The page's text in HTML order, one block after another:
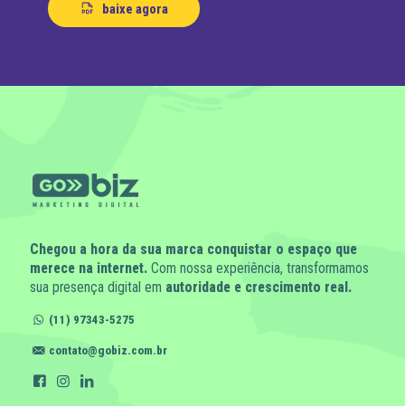
baixe agora
Chegou a hora da sua marca conquistar o espaço que
merece na internet. Com nossa experiência, transformamos
sua presença digital em autoridade e crescimento real.
(11) 97343-5275
contato@gobiz.com.br